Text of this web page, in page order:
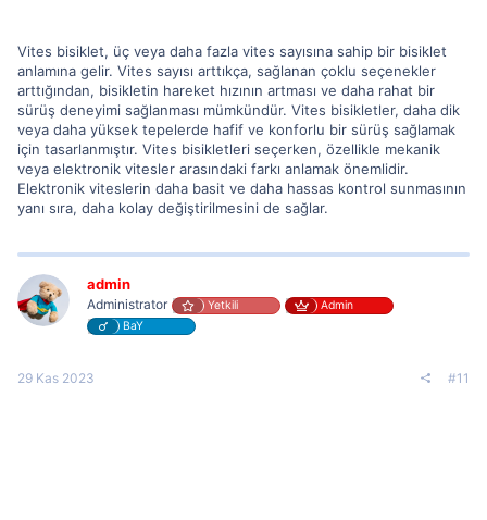
Vites bisiklet, üç veya daha fazla vites sayısına sahip bir bisiklet
anlamına gelir. Vites sayısı arttıkça, sağlanan çoklu seçenekler
arttığından, bisikletin hareket hızının artması ve daha rahat bir
sürüş deneyimi sağlanması mümkündür. Vites bisikletler, daha dik
veya daha yüksek tepelerde hafif ve konforlu bir sürüş sağlamak
için tasarlanmıştır. Vites bisikletleri seçerken, özellikle mekanik
veya elektronik vitesler arasındaki farkı anlamak önemlidir.
Elektronik viteslerin daha basit ve daha hassas kontrol sunmasının
yanı sıra, daha kolay değiştirilmesini de sağlar.
admin
Administrator Yetkili
Admin
BaY
29 Kas 2023 #11